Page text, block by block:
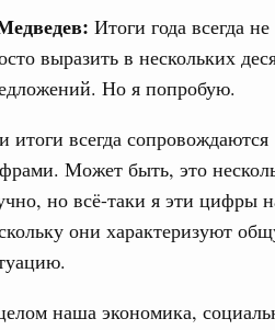
Итоги года всегда
выразить в нескольких
Но я попробую.
итоги всегда сопровождаются
Может быть, это
но всё-таки я эти цифры
они характеризуют
наша экономика,
более
ситуации и ликвидация их
провёл заседание
чрезвычайной
Установлен
колледжей и